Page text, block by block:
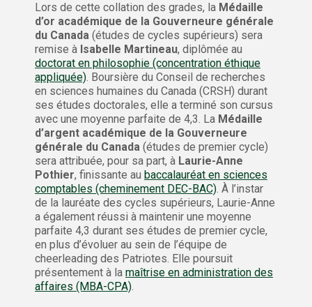
Lors de cette collation des grades, la Médaille
d’or académique de la Gouverneure générale
du Canada (études de cycles supérieurs) sera
remise à Isabelle Martineau, diplômée au
doctorat en philosophie (concentration éthique
appliquée). Boursière du Conseil de recherches
en sciences humaines du Canada (CRSH) durant
ses études doctorales, elle a terminé son cursus
avec une moyenne parfaite de 4,3. La Médaille
d’argent académique de la Gouverneure
générale du Canada (études de premier cycle)
sera attribuée, pour sa part, à Laurie-Anne
Pothier, finissante au baccalauréat en sciences
comptables (cheminement DEC-BAC). À l’instar
de la lauréate des cycles supérieurs, Laurie-Anne
a également réussi à maintenir une moyenne
parfaite 4,3 durant ses études de premier cycle,
en plus d’évoluer au sein de l’équipe de
cheerleading des Patriotes. Elle poursuit
présentement à la maîtrise en administration des
affaires (MBA-CPA).